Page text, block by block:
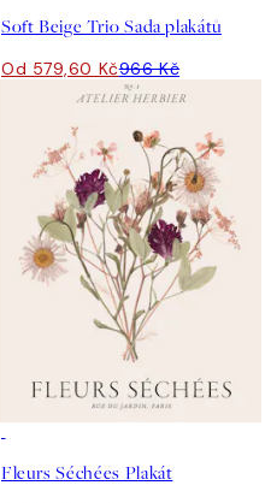
Soft Beige Trio Sada plakátů
Od 579,60 Kč966 Kč
Fleurs Séchées Plakát